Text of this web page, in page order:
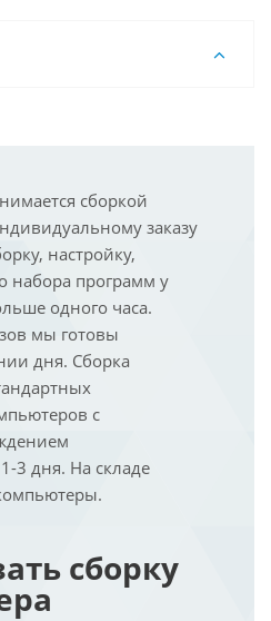
сборкой
заказу
настройку,
набора программ у
одного часа.
мы готовы
дня. Сборка
с
3 дня. На складе
сборку